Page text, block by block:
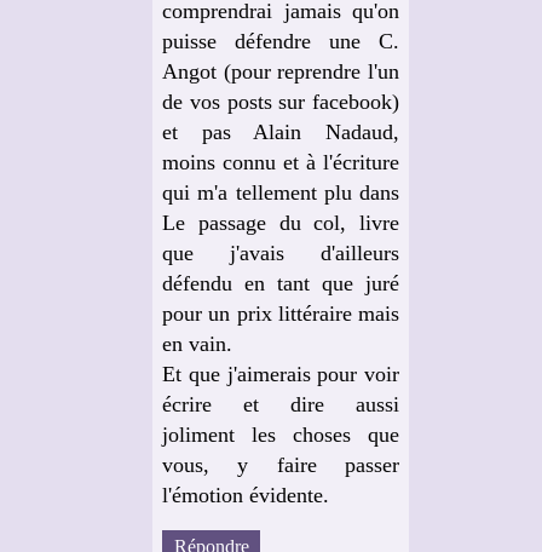
comprendrai jamais qu'on
puisse défendre une C.
Angot (pour reprendre l'un
de vos posts sur facebook)
et pas Alain Nadaud,
moins connu et à l'écriture
qui m'a tellement plu dans
Le passage du col, livre
que j'avais d'ailleurs
défendu en tant que juré
pour un prix littéraire mais
en vain.
Et que j'aimerais pour voir
écrire et dire aussi
joliment les choses que
vous, y faire passer
l'émotion évidente.
Répondre